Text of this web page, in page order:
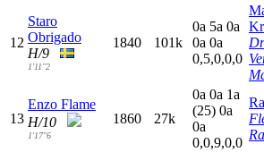
12
Staro
Obrigado
H/9
1'11"2
1840 101k
0a 5a 0a
0a 0a
0,5,0,0,0
13
Enzo Flame
H/10
1'17"6
1860 27k
0a 0a 1a
(25) 0a
0a
0,0,9,0,0